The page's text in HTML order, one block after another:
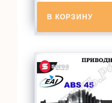
В КОРЗИНУ